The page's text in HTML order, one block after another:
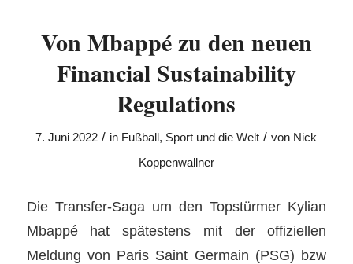
Von Mbappé zu den neuen
Financial Sustainability
Regulations
7. Juni 2022 / in Fußball , Sport und die Welt / von Nick
Koppenwallner
Die Transfer-Saga um den Topstürmer Kylian
Mbappé hat spätestens mit der offiziellen
Meldung von Paris Saint Germain (PSG) bzw